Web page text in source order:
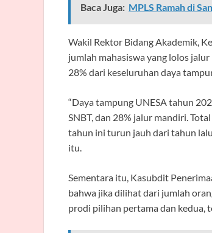
Baca Juga: MPLS Ramah di
Wakil Rektor Bidang Akademik,
jumlah mahasiswa yang lolos
28% dari keseluruhan daya
“Daya tampung UNESA tahun
SNBT, dan 28% jalur mandiri.
tahun ini turun jauh dari tahun
itu.
Sementara itu, Kasubdit
bahwa jika dilihat dari jumlah
prodi pilihan pertama dan kedua,